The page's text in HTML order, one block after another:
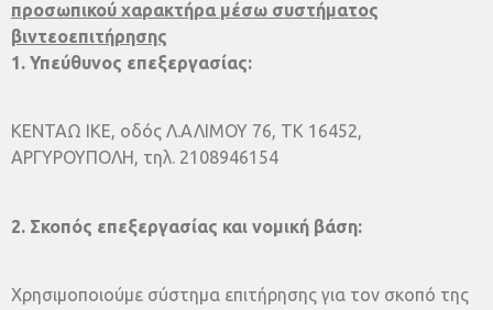
προσωπικού χαρακτήρα μέσω συστήματος
βιντεοεπιτήρησης
1. Υπεύθυνος επεξεργασίας:
ΚΕΝΤΑΩ ΙΚΕ, οδός Λ.ΑΛΙΜΟΥ 76, ΤΚ 16452,
ΑΡΓΥΡΟΥΠΟΛΗ, τηλ. 2108946154
2. Σκοπός επεξεργασίας και νομική βάση:
Χρησιμοποιούμε σύστημα επιτήρησης για τον σκοπό της